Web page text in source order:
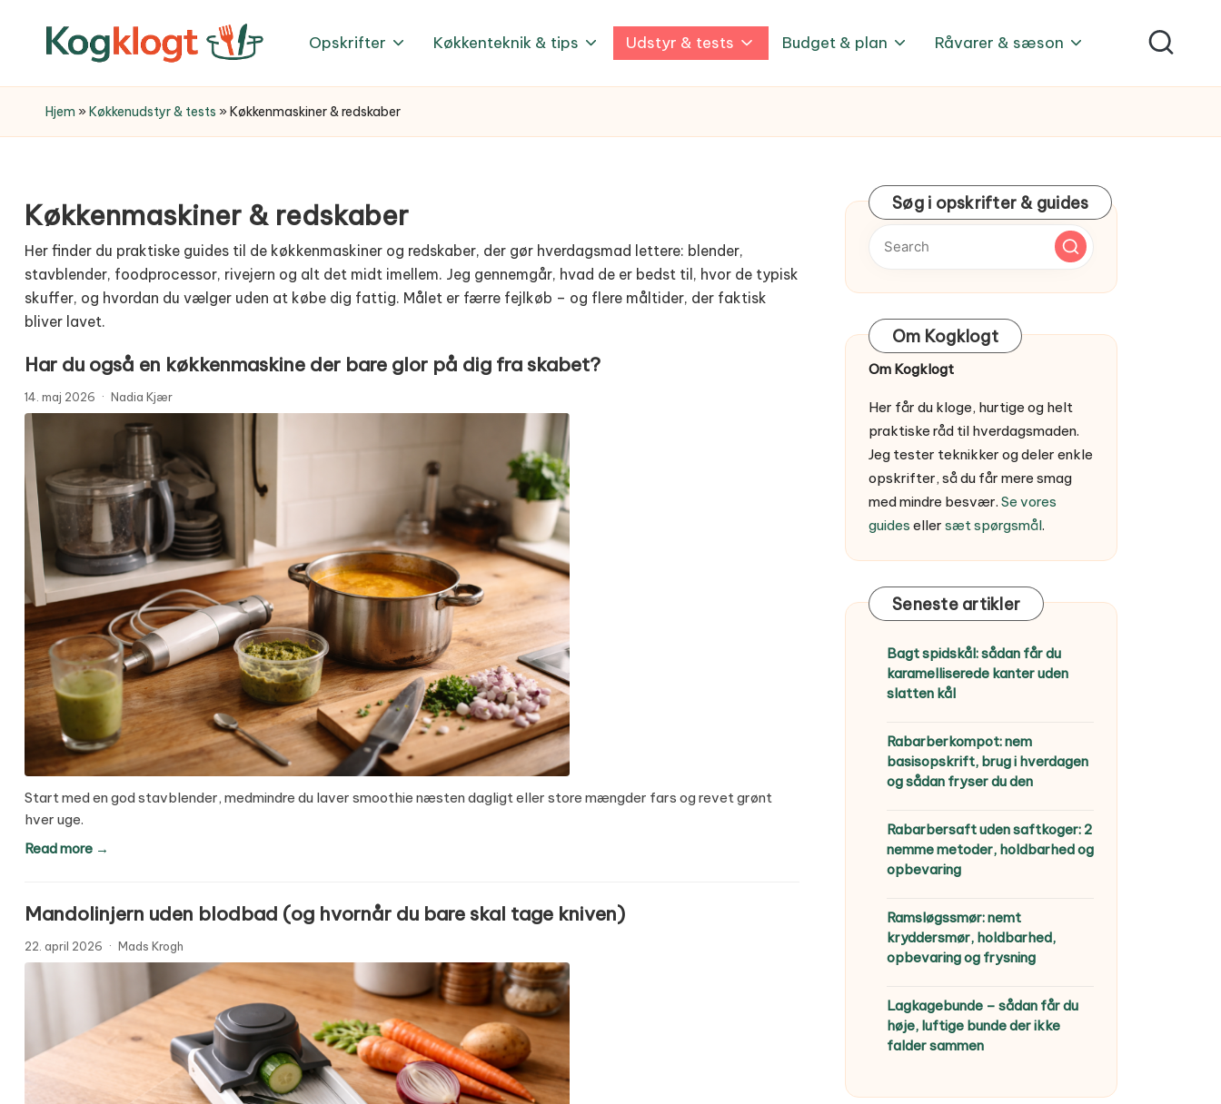
Opskrifter Køkkenteknik & tips Udstyr & tests Budget & plan Råvarer & sæson
Hjem » Køkkenudstyr & tests » Køkkenmaskiner & redskaber
Køkkenmaskiner & redskaber
Her finder du praktiske guides til de køkkenmaskiner og redskaber, der gør hverdagsmad lettere: blender,
stavblender, foodprocessor, rivejern og alt det midt imellem. Jeg gennemgår, hvad de er bedst til, hvor de typisk
skuffer, og hvordan du vælger uden at købe dig fattig. Målet er færre fejlkøb – og flere måltider, der faktisk
bliver lavet.
Har du også en køkkenmaskine der bare glor på dig fra skabet?
14. maj 2026 · Nadia Kjær
Start med en god stavblender, medmindre du laver smoothie næsten dagligt eller store mængder fars og revet grønt
hver uge.
Read more →
Mandolinjern uden blodbad (og hvornår du bare skal tage kniven)
22. april 2026 · Mads Krogh
Søg i opskrifter & guides
Om Kogklogt
Om Kogklogt
Her får du kloge, hurtige og helt
praktiske råd til hverdagsmaden.
Jeg tester teknikker og deler enkle
opskrifter, så du får mere smag
med mindre besvær. Se vores
guides eller sæt spørgsmål.
Seneste artikler
Bagt spidskål: sådan får du
karamelliserede kanter uden
slatten kål
Rabarberkompot: nem
basisopskrift, brug i hverdagen
og sådan fryser du den
Rabarbersaft uden saftkoger: 2
nemme metoder, holdbarhed og
opbevaring
Ramsløgssmør: nemt
kryddersmør, holdbarhed,
opbevaring og frysning
Lagkagebunde – sådan får du
høje, luftige bunde der ikke
falder sammen